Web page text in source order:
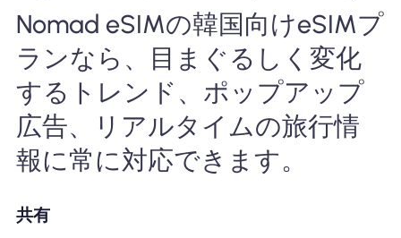
Nomad eSIMを使用する理由
eSIMの使用
Nomad eSIMの韓国向けeSIMプ
ランなら、目まぐるしく変化
するトレンド、ポップアップ
広告、リアルタイムの旅行情
報に常に対応できます。
共有